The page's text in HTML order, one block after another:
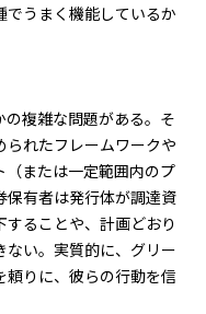
うまく機能しているか
複雑な問題がある。そ
れたフレームワークや
（または一定範囲内のプ
保有者は発行体が調達資
ることや、計画どおり
い。実質的に、グリー
頼りに、彼らの行動を信